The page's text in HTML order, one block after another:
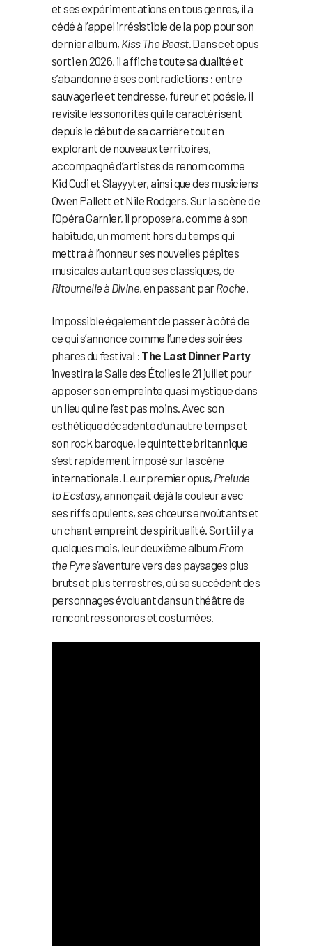
et ses expérimentations en tous genres, il a
cédé à l’appel irrésistible de la pop pour son
dernier album, Kiss The Beast. Dans cet opus
sorti en 2026, il affiche toute sa dualité et
s’abandonne à ses contradictions : entre
sauvagerie et tendresse, fureur et poésie, il
revisite les sonorités qui le caractérisent
depuis le début de sa carrière tout en
explorant de nouveaux territoires,
accompagné d’artistes de renom comme
Kid Cudi et Slayyyter, ainsi que des musiciens
Owen Pallett et Nile Rodgers. Sur la scène de
l’Opéra Garnier, il proposera, comme à son
habitude, un moment hors du temps qui
mettra à l’honneur ses nouvelles pépites
musicales autant que ses classiques, de
Ritournelleà Divine, en passant parRoche
Impossible également de passer à côté de
ce qui s’annonce comme l’une des soirées
phares du festival : The Last Dinner Party
investira la Salle des Étoiles le 21 juillet pour
apposer son empreinte quasi mystique dans
un lieu qui ne l’est pas moins. Avec son
esthétique décadente d’un autre temps et
son rock baroque, le quintette britannique
s’est rapidement imposé sur la scène
internationale. Leur premier opus, Prelude
to Ecstasy, annonçait déjà la couleur avec
ses riffs opulents, ses chœurs envoûtants et
un chant empreint de spiritualité. Sorti il y a
quelques mois, leur deuxième album From
the Pyres’aventure vers des paysages plus
bruts et plus terrestres, où se succèdent des
personnages évoluant dans un théâtre de
rencontres sonores et costumées.